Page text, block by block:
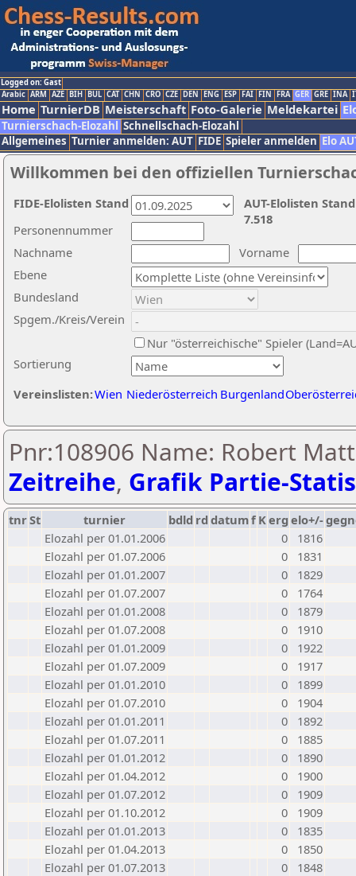
Logged on: Gast
Arabic ARM AZE BIH BUL CAT CHN CRO CZE DEN ENG ESP FAI FIN FRA GER GRE INA
Home TurnierDB Meisterschaft Foto-Galerie Meldekartei
Turnierschach-Elozahl Schnellschach-Elozahl
Allgemeines Turnier anmelden: AUT FIDE Spieler anmelden Elo
Willkommen bei den offiziellen
Nachname
Vorname
Ebene
Sortierung
Personennummer
Bundesland
Spgem./Kreis/Verein
Nur "österreichische" Spieler
Vereinslisten:Wien Niederösterreich Burgenland
AUT-Elolisten
7.518
FIDE-Elolisten Stand
Pnr:108906 Name: Robert
Zeitreihe, Grafik Partie-
tnrSt turnier bdld rd datumf Kerg elo+/-
Elozahl per 01.01.2006
0
1816
Elozahl per 01.07.2006
0
1831
Elozahl per 01.01.2007
0
1829
Elozahl per 01.07.2007
0
1764
Elozahl per 01.01.2008
0
1879
Elozahl per 01.07.2008
0
1910
Elozahl per 01.01.2009
0
1922
Elozahl per 01.07.2009
0
1917
Elozahl per 01.01.2010
0
1899
Elozahl per 01.07.2010
0
1904
Elozahl per 01.01.2011
0
1892
Elozahl per 01.07.2011
0
1885
Elozahl per 01.01.2012
0
1890
Elozahl per 01.04.2012
0
1900
Elozahl per 01.07.2012
0
1909
Elozahl per 01.10.2012
0
1909
Elozahl per 01.01.2013
0
1835
Elozahl per 01.04.2013
0
1850
Elozahl per 01.07.2013
0
1848